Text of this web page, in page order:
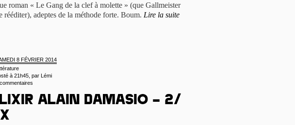
roman « Le Gang de la clef à molette » (que Gallmeister
rééditer), adeptes de la méthode forte. Boum. Lire la suite
8 FÉVRIER 2014
à 21h45, par Lémi
Alain Damasio – 2/